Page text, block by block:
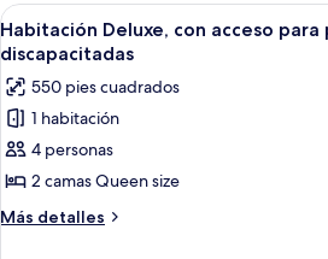
Abrir
todas
las
fotos
de
Habitación
Deluxe,
con
Una
3
Habitación Deluxe, con acceso para
discapacitadas
550 pies cuadrados
1 habitación
4 personas
2 camas Queen size
Más detalles
Más